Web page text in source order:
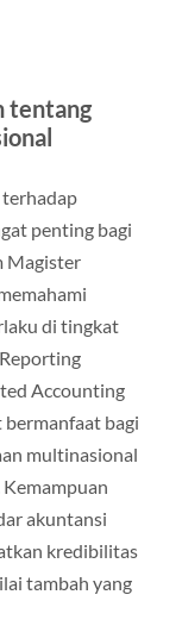
tentang
terhadap
penting bagi
Magister
di tingkat
Accounting
bermanfaat bagi
multinasional
akuntansi
kredibilitas
tambah yang